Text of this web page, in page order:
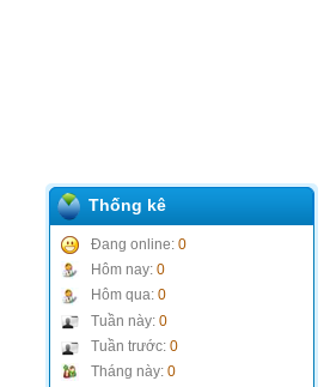
Thống kê
Đang online: 0
Hôm nay: 0
Hôm qua: 0
Tuần này: 0
Tuần trước: 0
Tháng này: 0